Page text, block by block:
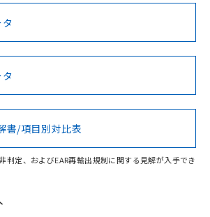
項・凡例
Hg Cd Cr(VI)
O
混在する可能性があります。
書/項目別対比表
判定、およびEAR再輸出規制に関する見解が入手でき